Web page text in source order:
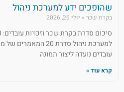
שהופכים ידע למערכת ניהול
בקרת שכר יולי 26, 2026
למערכת ניהול סדרת 20
עובדים נועדה ליצור תמונה
קרא עוד »